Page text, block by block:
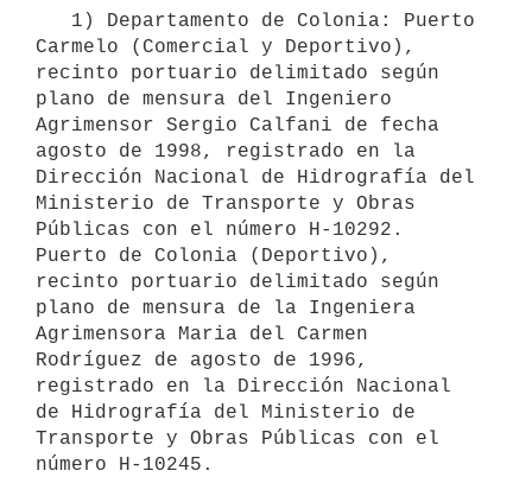
Carmelo (Comercial y Deportivo),
recinto portuario delimitado según
plano de mensura del Ingeniero
Agrimensor Sergio Calfani de fecha
agosto de 1998, registrado en la
Dirección Nacional de Hidrografía del
Ministerio de Transporte y Obras
Públicas con el número H-10292.
Puerto de Colonia (Deportivo),
recinto portuario delimitado según
plano de mensura de la Ingeniera
Agrimensora Maria del Carmen
Rodríguez de agosto de 1996,
registrado en la Dirección Nacional
de Hidrografía del Ministerio de
Transporte y Obras Públicas con el
número H-10245.